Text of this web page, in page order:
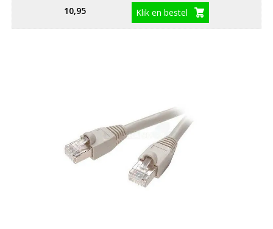
10,95 Klik en bestel